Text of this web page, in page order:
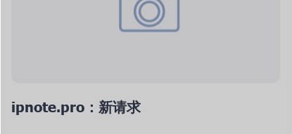
ipnote.pro：新请求